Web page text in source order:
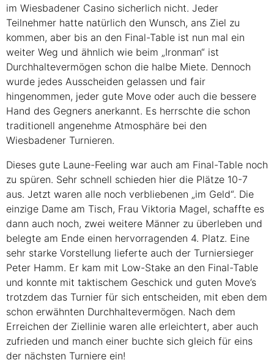
im Wiesbadener Casino sicherlich nicht. Jeder
Teilnehmer hatte natürlich den Wunsch, ans Ziel zu
kommen, aber bis an den Final-Table ist nun mal ein
weiter Weg und ähnlich wie beim „Ironman“ ist
Durchhaltevermögen schon die halbe Miete. Dennoch
wurde jedes Ausscheiden gelassen und fair
hingenommen, jeder gute Move oder auch die bessere
Hand des Gegners anerkannt. Es herrschte die schon
traditionell angenehme Atmosphäre bei den
Wiesbadener Turnieren.
Dieses gute Laune-Feeling war auch am Final-Table noch
zu spüren. Sehr schnell schieden hier die Plätze 10-7
aus. Jetzt waren alle noch verbliebenen „im Geld“. Die
einzige Dame am Tisch, Frau Viktoria Magel, schaffte es
dann auch noch, zwei weitere Männer zu überleben und
belegte am Ende einen hervorragenden 4. Platz. Eine
sehr starke Vorstellung lieferte auch der Turniersieger
Peter Hamm. Er kam mit Low-Stake an den Final-Table
und konnte mit taktischem Geschick und guten Move’s
trotzdem das Turnier für sich entscheiden, mit eben dem
schon erwähnten Durchhaltevermögen. Nach dem
Erreichen der Ziellinie waren alle erleichtert, aber auch
zufrieden und manch einer buchte sich gleich für eins
der nächsten Turniere ein!